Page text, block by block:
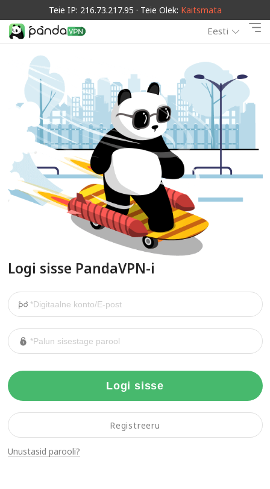
Teie IP: 216.73.217.95 · Teie Olek: Kaitsmata
Eesti
Logi sisse PandaVPN-i
Logi sisse
Unustasid parooli?
Registreeru